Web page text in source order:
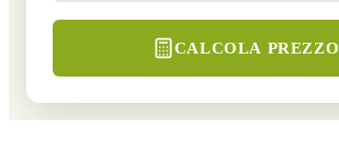
CALCOLA PREZZO